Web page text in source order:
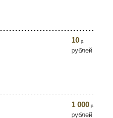
10 р.
рублей
1 000 р.
рублей